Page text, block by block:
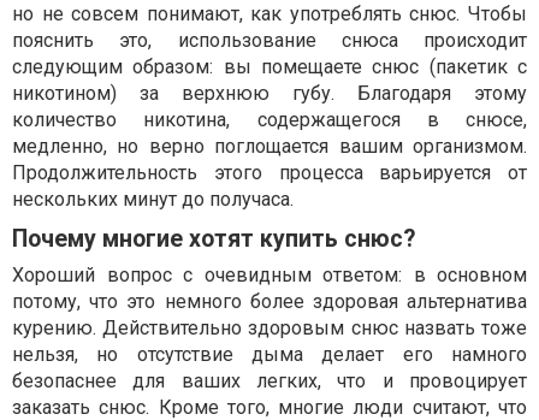
но не совсем понимают, как употреблять снюс. Чтобы
пояснить это, использование снюса происходит
следующим образом: вы помещаете снюс (пакетик с
никотином) за верхнюю губу. Благодаря этому
количество никотина, содержащегося в снюсе,
медленно, но верно поглощается вашим организмом.
Продолжительность этого процесса варьируется от
нескольких минут до получаса.
Почему многие хотят купить снюс?
Хороший вопрос с очевидным ответом: в основном
потому, что это немного более здоровая альтернатива
курению. Действительно здоровым снюс назвать тоже
нельзя, но отсутствие дыма делает его намного
безопаснее для ваших легких, что и провоцирует
заказать снюс. Кроме того, многие люди считают, что